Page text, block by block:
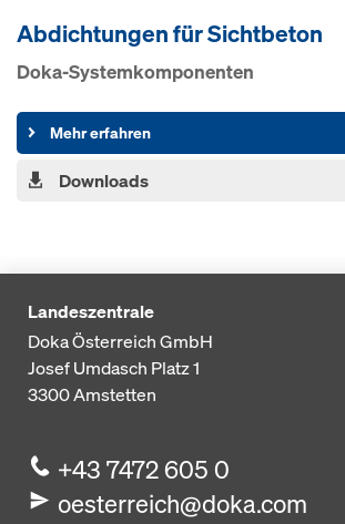
Abdichtungen für Sichtbeton
Doka-Systemkomponenten
Mehr erfahren
Downloads
Landeszentrale
Doka Österreich GmbH
Josef Umdasch Platz 1
3300Amstetten
+43 7472 605 0
oesterreich@doka.com